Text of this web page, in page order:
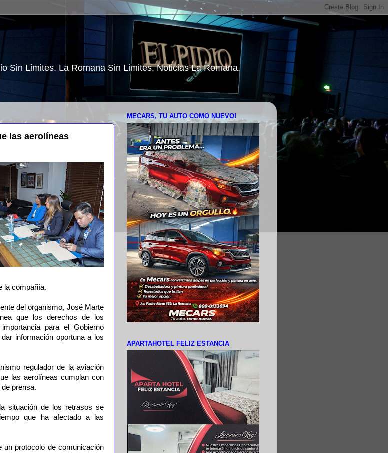
Sin Limites. La Romana Sin Limites. Noticias La Romana.
las aerolíneas
la compañía.
del organismo, José Marte
que los derechos de los
para el Gobierno
información oportuna a los
regulador de la aviación
las aerolíneas cumplan con
prensa.
situación de los retrasos se
que ha afectado a las
un protocolo de comunicación
MECARS, TU AUTO COMO NUEVO!
APARTAHOTEL FELIZ ESTANCIA